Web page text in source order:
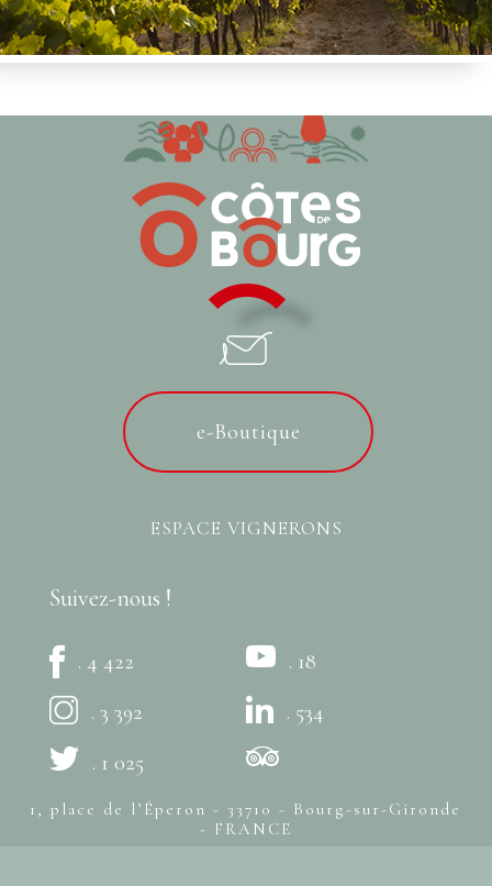
e-Boutique
ESPACE VIGNERONS
Suivez-nous !
. 4 422
. 3 392
. 1 025
. 18
. 534
1, place de l’Éperon - 33710 - Bourg-sur-Gironde
- FRANCE